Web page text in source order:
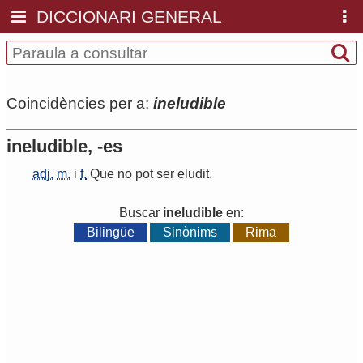
DICCIONARI GENERAL
Coincidències per a: ineludible
ineludible, -es
adj. m. i f. Que no pot ser eludit.
Buscar ineludible en:
Bilingüe
Sinònims Rima